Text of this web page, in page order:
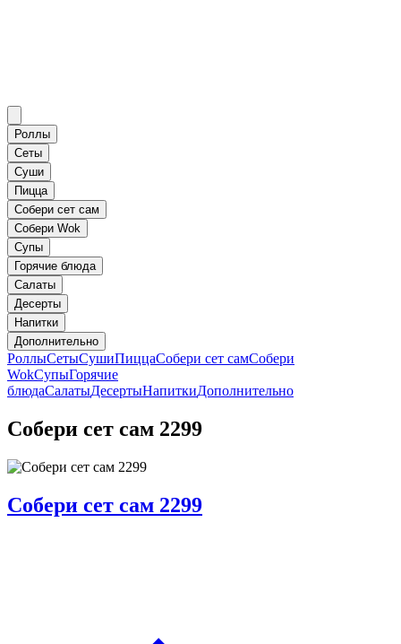
Роллы
Сеты
Суши
Пицца
Собери сет сам
Собери Wok
Супы
Горячие блюда
Салаты
Десерты
Напитки
Дополнительно
РоллыСетыСушиПиццаСобери сет самСобери
WokСупыГорячие
блюдаСалатыДесертыНапиткиДополнительно
Собери сет сам 2299
Собери сет сам 2299